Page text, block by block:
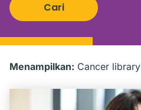
Cari
Menampilkan: Cancer library